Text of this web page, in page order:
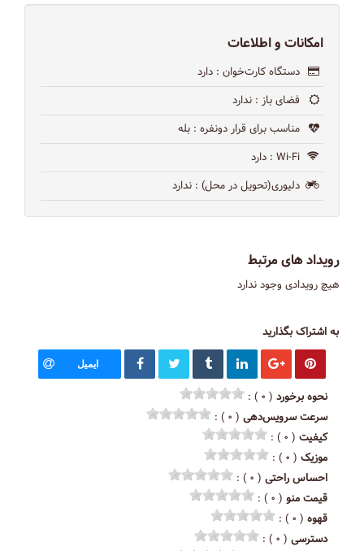
امکانات و اطلاعات
دستگاه کارت‌خوان : دارد
فضای باز : ندارد
مناسب برای قرار دونفره : بله
Wi-Fi : دارد
دلیوری(تحویل در محل) : ندارد
رویداد های مرتبط
هیچ رویدادی وجود ندارد
به اشتراک بگذارید
ایمیل
نحوه برخورد ( ۰ ) :
سرعت سرویس‌دهی ( ۰ ) :
کیفیت ( ۰ ) :
موزیک ( ۰ ) :
احساس راحتی ( ۰ ) :
قیمت منو ( ۰ ) :
قهوه ( ۰ ) :
دسترسی ( ۰ ) :